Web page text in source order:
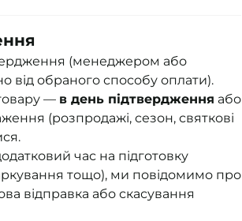
(менеджером або
від обраного способу оплати).
— в день підтвердження або
(розпродажі, сезон, святкові
час на підготовку
тощо), ми повідомимо про
відправка або скасування